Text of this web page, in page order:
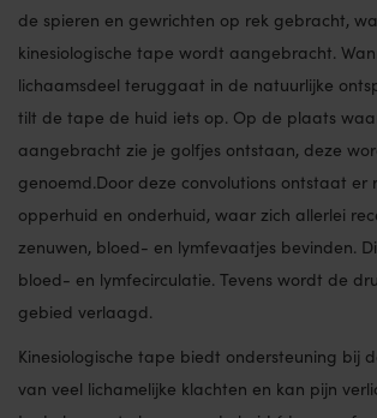
de spieren en gewrichten op rek gebracht,
kinesiologische tape wordt aangebracht.
lichaamsdeel teruggaat in de natuurlijke
tilt de tape de huid iets op. Op de plaats
aangebracht zie je golfjes ontstaan, deze
genoemd.Door deze convolutions ontstaat er
opperhuid en onderhuid, waar zich allerlei
zenuwen, bloed- en lymfevaatjes bevinden.
bloed- en lymfecirculatie. Tevens wordt de
gebied verlaagd.
Kinesiologische tape biedt ondersteuning bij
van veel lichamelijke klachten en kan pijn